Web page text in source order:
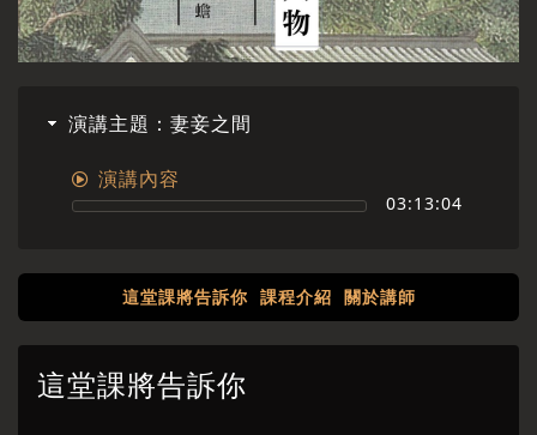
演講主題：妻妾之間
演講內容
03:13:04
這堂課將告訴你 課程介紹 關於講師
這堂課將告訴你